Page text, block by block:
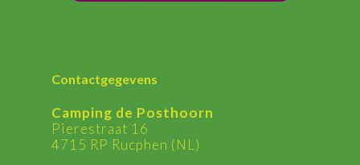
Contactgegevens
Camping de Posthoorn
Pierestraat 16
4715 RP Rucphen (NL)